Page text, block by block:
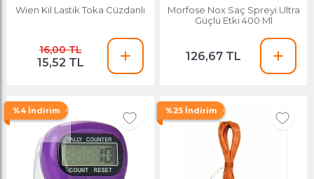
Wien Kıl Lastik Toka Cüzdanlı
16,00 TL
15,52 TL
Morfose Nox Saç Spreyi Ultra
Güçlü Etki 400 Ml
126,67 TL
%4 İndirim %25 İndirim